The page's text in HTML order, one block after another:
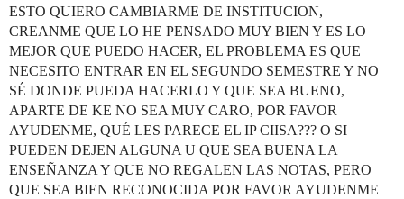
ESTO QUIERO CAMBIARME DE INSTITUCION,
CREANME QUE LO HE PENSADO MUY BIEN Y ES LO
MEJOR QUE PUEDO HACER, EL PROBLEMA ES QUE
NECESITO ENTRAR EN EL SEGUNDO SEMESTRE Y NO
SÉ DONDE PUEDA HACERLO Y QUE SEA BUENO,
APARTE DE KE NO SEA MUY CARO, POR FAVOR
AYUDENME, QUÉ LES PARECE EL IP CIISA??? O SI
PUEDEN DEJEN ALGUNA U QUE SEA BUENA LA
ENSEÑANZA Y QUE NO REGALEN LAS NOTAS, PERO
QUE SEA BIEN RECONOCIDA POR FAVOR AYUDENME